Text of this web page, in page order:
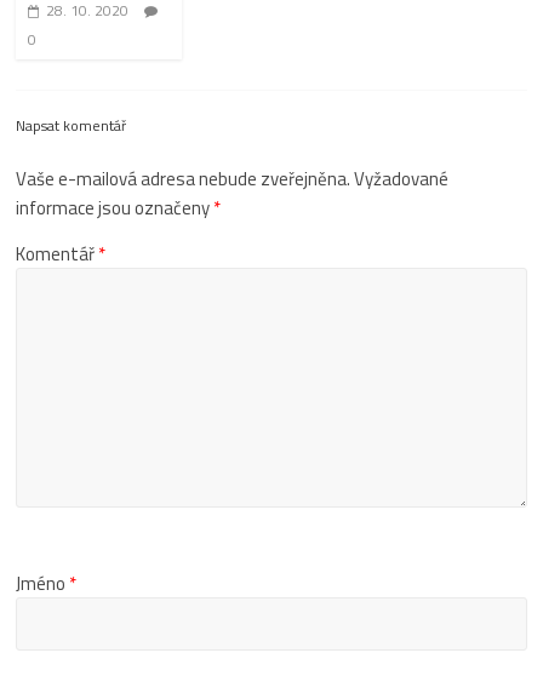
28. 10. 2020
0
Napsat komentář
Vaše e-mailová adresa nebude zveřejněna.Vyžadované
informace jsou označeny*
Komentář*
Jméno *